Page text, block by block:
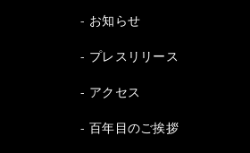
お知らせ
プレスリリース
アクセス
百年目のご挨拶